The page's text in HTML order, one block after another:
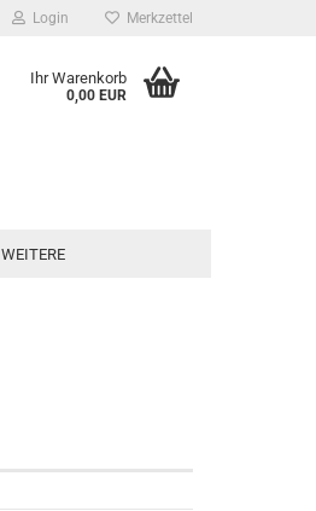
Login Merkzettel
Ihr Warenkorb
0,00 EUR
WEITERE